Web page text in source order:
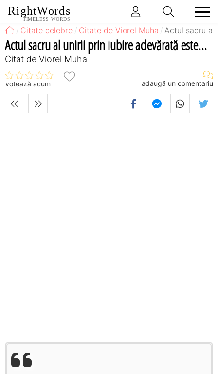
RightWords
TIMELESS WORDS
Citate celebre Citate de Viorel Muha Actul sacru al
Actul sacru al unirii prin iubire adevărată este...
Citat de Viorel Muha
votează acum adaugă un comentariu